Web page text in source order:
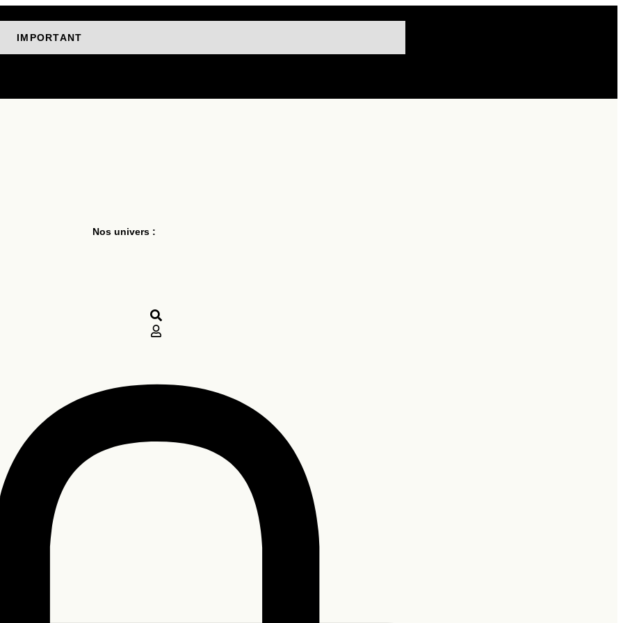
IMPORTANT
Nos univers :